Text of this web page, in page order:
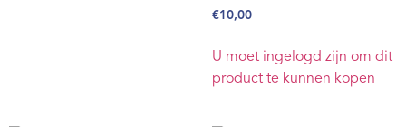
€10,00
U moet ingelogd zijn om dit
product te kunnen kopen